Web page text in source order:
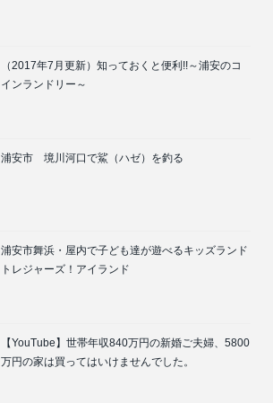
（2017年7月更新）知っておくと便利!!～浦安のコ
インランドリー～
浦安市 境川河口で鯊（ハゼ）を釣る
浦安市舞浜・屋内で子ども達が遊べるキッズランド
トレジャーズ！アイランド
【YouTube】世帯年収840万円の新婚ご夫婦、5800
万円の家は買ってはいけませんでした。